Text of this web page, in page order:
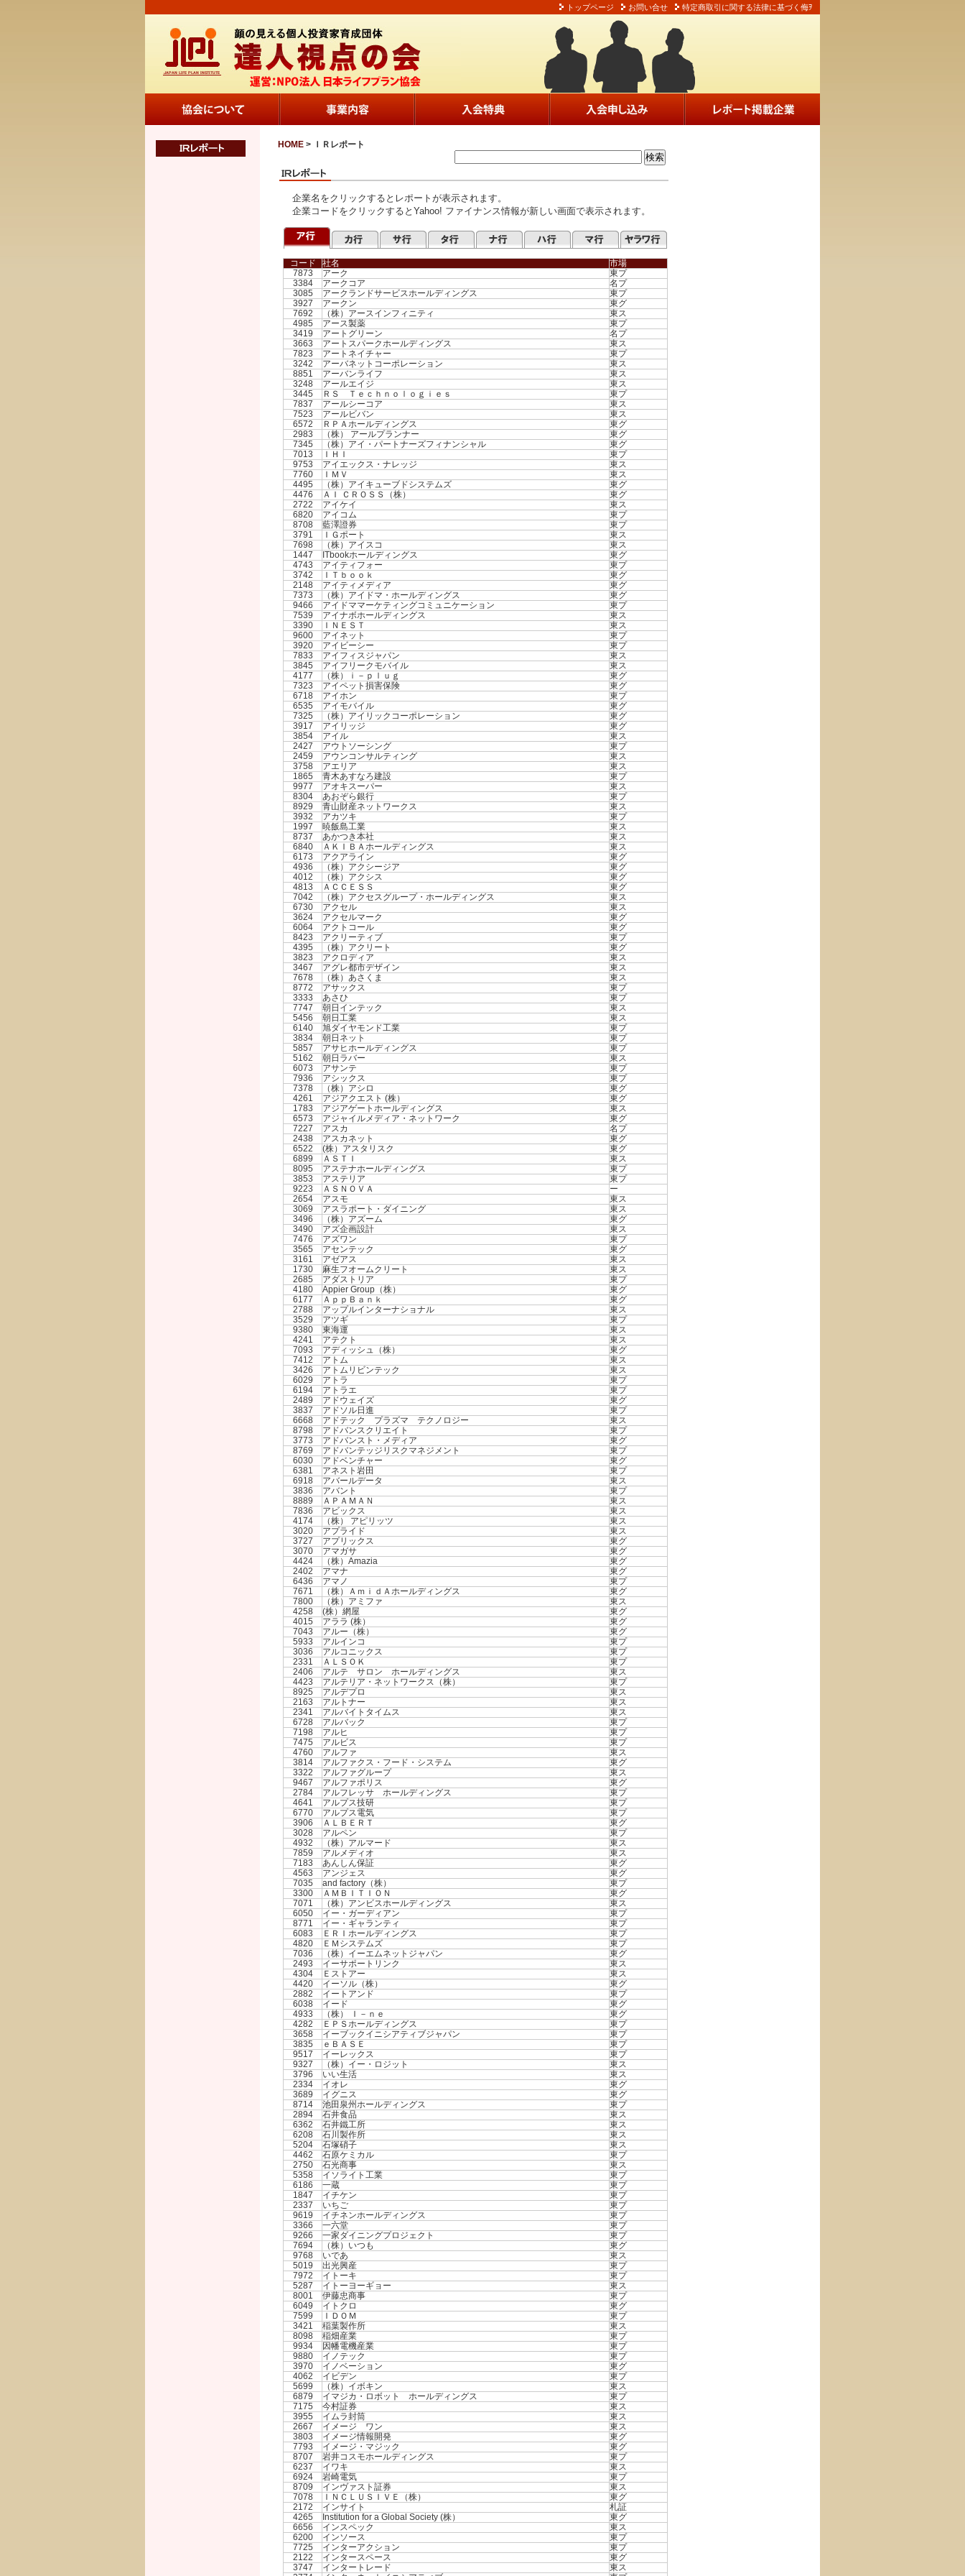
トップページ お問い合せ 特定商取引に関する法律に基づく侮ｦ
HOME > ＩＲレポート
企業名をクリックするとレポートが表示されます。
企業コードをクリックするとYahoo! ファイナンス情報が新しい画面で表示されます。
コード 社名
市場
7873
アーク
東プ
3384
アークコア
名プ
3085
アークランドサービスホールディングス
東プ
3927
アークン
東グ
7692
（株）アースインフィニティ
東ス
4985
アース製薬
東プ
3419
アートグリーン
名プ
3663
アートスパークホールディングス
東ス
7823
アートネイチャー
東プ
3242
アーバネットコーポレーション
東ス
8851
アーバンライフ
東ス
3248
アールエイジ
東ス
3445
ＲＳ Ｔｅｃｈｎｏｌｏｇｉｅｓ
東プ
7837
アールシーコア
東ス
7523
アールビバン
東ス
6572
ＲＰＡホールディングス
東グ
2983
（株） アールプランナー
東グ
7345
（株）アイ・パートナーズフィナンシャル
東グ
7013
ＩＨＩ
東プ
9753
アイエックス・ナレッジ
東ス
7760
ＩＭＶ
東ス
4495
（株）アイキューブドシステムズ
東グ
4476
ＡＩ ＣＲＯＳＳ（株）
東グ
2722
アイケイ
東ス
6820
アイコム
東プ
8708
藍澤證券
東プ
3791
ＩＧポート
東ス
7698
（株）アイスコ
東ス
1447
ITbookホールディングス
東グ
4743
アイティフォー
東プ
3742
ＩＴｂｏｏｋ
東グ
2148
アイティメディア
東グ
7373
（株）アイドマ・ホールディングス
東グ
9466
アイドママーケティングコミュニケーション
東プ
7539
アイナボホールディングス
東ス
3390
ＩＮＥＳＴ
東ス
9600
アイネット
東プ
3920
アイビーシー
東プ
7833
アイフィスジャパン
東ス
3845
アイフリークモバイル
東ス
4177
（株）ｉ－ｐｌｕｇ
東グ
7323
アイペット損害保険
東グ
6718
アイホン
東プ
6535
アイモバイル
東グ
7325
（株）アイリックコーポレーション
東グ
3917
アイリッジ
東グ
3854
アイル
東ス
2427
アウトソーシング
東プ
2459
アウンコンサルティング
東ス
3758
アエリア
東ス
1865
青木あすなろ建設
東プ
9977
アオキスーパー
東ス
8304
あおぞら銀行
東プ
8929
青山財産ネットワークス
東ス
3932
アカツキ
東プ
1997
暁飯島工業
東ス
8737
あかつき本社
東ス
6840
ＡＫＩＢＡホールディングス
東ス
6173
アクアライン
東グ
4936
（株）アクシージア
東グ
4012
（株）アクシス
東グ
4813
ＡＣＣＥＳＳ
東グ
7042
（株）アクセスグループ・ホールディングス
東ス
6730
アクセル
東ス
3624
アクセルマーク
東グ
6064
アクトコール
東グ
8423
アクリーティブ
東プ
4395
（株）アクリート
東グ
3823
アクロディア
東ス
3467
アグレ都市デザイン
東ス
7678
（株）あさくま
東ス
8772
アサックス
東プ
3333
あさひ
東プ
7747
朝日インテック
東ス
5456
朝日工業
東ス
6140
旭ダイヤモンド工業
東プ
3834
朝日ネット
東プ
5857
アサヒホールディングス
東プ
5162
朝日ラバー
東ス
6073
アサンテ
東プ
7936
アシックス
東プ
7378
（株）アシロ
東グ
4261
アジアクエスト (株）
東グ
1783
アジアゲートホールディングス
東ス
6573
アジャイルメディア・ネットワーク
東グ
7227
アスカ
名プ
2438
アスカネット
東グ
6522
(株）アスタリスク
東グ
6899
ＡＳＴＩ
東ス
8095
アステナホールディングス
東プ
3853
アステリア
東プ
9223
ＡＳＮＯＶＡ
ー
2654
アスモ
東ス
3069
アスラポート・ダイニング
東ス
3496
（株）アズーム
東グ
3490
アズ企画設計
東ス
7476
アズワン
東プ
3565
アセンテック
東グ
3161
アゼアス
東ス
1730
麻生フオームクリート
東ス
2685
アダストリア
東プ
4180
Appier Group（株）
東グ
6177
ＡｐｐＢａｎｋ
東グ
2788
アップルインターナショナル
東ス
3529
アツギ
東プ
9380
東海運
東ス
4241
アテクト
東ス
7093
アディッシュ（株）
東グ
7412
アトム
東ス
3426
アトムリビンテック
東ス
6029
アトラ
東プ
6194
アトラエ
東プ
2489
アドウェイズ
東グ
3837
アドソル日進
東プ
6668
アドテック プラズマ テクノロジー
東ス
8798
アドバンスクリエイト
東プ
3773
アドバンスト・メディア
東グ
8769
アドバンテッジリスクマネジメント
東プ
6030
アドベンチャー
東グ
6381
アネスト岩田
東プ
6918
アバールデータ
東ス
3836
アバント
東プ
8889
ＡＰＡＭＡＮ
東ス
7836
アビックス
東ス
4174
（株） アピリッツ
東ス
3020
アプライド
東ス
3727
アプリックス
東グ
3070
アマガサ
東グ
4424
（株）Amazia
東グ
2402
アマナ
東グ
6436
アマノ
東プ
7671
（株）ＡｍｉｄＡホールディングス
東グ
7800
（株）アミファ
東ス
4258
(株）網屋
東グ
4015
アララ (株）
東グ
7043
アルー（株）
東グ
5933
アルインコ
東プ
3036
アルコニックス
東プ
2331
ＡＬＳＯＫ
東プ
2406
アルテ サロン ホールディングス
東ス
4423
アルテリア・ネットワークス（株）
東プ
8925
アルデプロ
東ス
2163
アルトナー
東ス
2341
アルバイトタイムス
東ス
6728
アルバック
東プ
7198
アルヒ
東プ
7475
アルビス
東プ
4760
アルファ
東ス
3814
アルファクス・フード・システム
東グ
3322
アルファグループ
東ス
9467
アルファポリス
東グ
2784
アルフレッサ ホールディングス
東プ
4641
アルプス技研
東プ
6770
アルプス電気
東プ
3906
ＡＬＢＥＲＴ
東グ
3028
アルペン
東プ
4932
（株）アルマード
東ス
7859
アルメディオ
東ス
7183
あんしん保証
東グ
4563
アンジェス
東グ
7035
and factory（株）
東プ
3300
ＡＭＢＩＴＩＯＮ
東グ
7071
（株）アンビスホールディングス
東ス
6050
イー・ガーディアン
東プ
8771
イー・ギャランティ
東プ
6083
ＥＲＩホールディングス
東プ
4820
ＥＭシステムズ
東プ
7036
（株）イーエムネットジャパン
東グ
2493
イーサポートリンク
東ス
4304
Ｅストアー
東ス
4420
イーソル（株）
東グ
2882
イートアンド
東プ
6038
イード
東グ
4933
（株） Ｉ－ｎｅ
東グ
4282
ＥＰＳホールディングス
東プ
3658
イーブックイニシアティブジャパン
東プ
3835
ｅＢＡＳＥ
東プ
9517
イーレックス
東プ
9327
（株）イー・ロジット
東ス
3796
いい生活
東ス
2334
イオレ
東グ
3689
イグニス
東グ
8714
池田泉州ホールディングス
東プ
2894
石井食品
東ス
6362
石井鐵工所
東ス
6208
石川製作所
東ス
5204
石塚硝子
東ス
4462
石原ケミカル
東プ
2750
石光商事
東ス
5358
イソライト工業
東プ
6186
一蔵
東プ
1847
イチケン
東プ
2337
いちご
東プ
9619
イチネンホールディングス
東プ
3366
一六堂
東プ
9266
一家ダイニングプロジェクト
東プ
7694
（株）いつも
東グ
9768
いであ
東ス
5019
出光興産
東プ
7972
イトーキ
東プ
5287
イトーヨーギョー
東ス
8001
伊藤忠商事
東プ
6049
イトクロ
東グ
7599
ＩＤＯＭ
東プ
3421
稲葉製作所
東ス
8098
稲畑産業
東プ
9934
因幡電機産業
東プ
9880
イノテック
東プ
3970
イノベーション
東グ
4062
イビデン
東プ
5699
（株）イボキン
東ス
6879
イマジカ・ロボット ホールディングス
東プ
7175
今村証券
東ス
3955
イムラ封筒
東ス
2667
イメージ ワン
東ス
3803
イメージ情報開発
東グ
7793
イメージ・マジック
東グ
8707
岩井コスモホールディングス
東プ
6237
イワキ
東ス
6924
岩崎電気
東プ
8709
インヴァスト証券
東ス
7078
ＩＮＣＬＵＳＩＶＥ（株）
東グ
2172
インサイト
札証
4265
Institution for a Global Society (株）
東グ
6656
インスペック
東ス
6200
インソース
東プ
7725
インターアクション
東プ
2122
インタースペース
東グ
3747
インタートレード
東ス